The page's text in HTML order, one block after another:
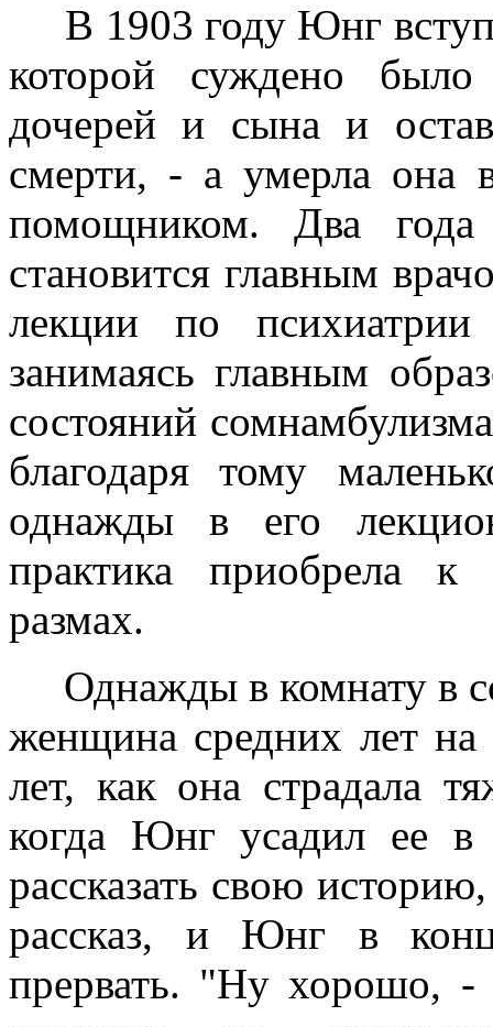
В 1903 году Юнг
которой суждено
дочерей и сына и
смерти, - а умерла она
помощником. Два
становится главным
лекции по
занимаясь главным
состояний
благодаря тому
однажды в его
практика приобрела к
размах.
Однажды в комнату в
женщина средних лет на
лет, как она страдала
когда Юнг усадил ее в
рассказать свою
рассказ, и Юнг в
прервать. "Ну хорошо, -